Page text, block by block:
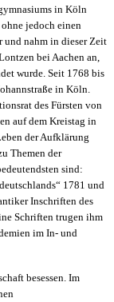
in Köln
jedoch einen
und nahm in dieser Zeit
bei Aachen an,
wurde. Seit 1768 bis
in Köln.
des Fürsten von
auf dem Kreistag in
der Aufklärung
Themen der
sind:
1781 und
Inschriften des
Schriften trugen ihm
im In- und
besessen. Im